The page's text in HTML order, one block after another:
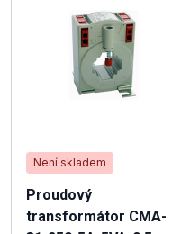
Není skladem
Proudový
transformátor CMA-